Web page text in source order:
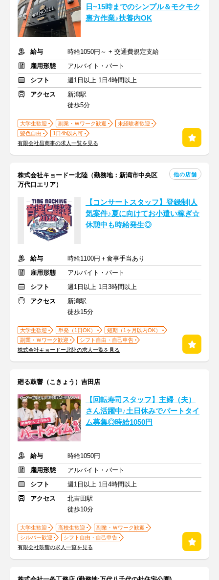
日~15時までのシンプル＆モクモク
裏方作業♪扶養内OK
給与
時給1050円～ + 交通費規定支給
雇用形態
アルバイト・パート
シフト
週1日以上 1日4時間以上
アクセス
新潟駅
徒歩5分
大学生歓迎 副業・Ｗワーク歓迎
未経験者歓迎
髪色自由
1日4h以内可
有限会社昌商事の求人一覧を見る
株式会社キョードー北陸（勤務地：新潟市中央区
万代口エリア）
他の店舗
【コンサートスタッフ】登録制|人
気案件♪夏に向けてお小遣い稼ぎ☆
休憩中も時給発生◎
給与
時給1100円＋食事手当あり
雇用形態
アルバイト・パート
シフト
週1日以上 1日3時間以上
アクセス
新潟駅
徒歩15分
大学生歓迎 単発（1日OK）
短期（1ヶ月以内OK）
副業・Ｗワーク歓迎
シフト自由・自己申告
株式会社キョードー北陸の求人一覧を見る
廻る鼓響（こきょう）吉田店
【回転寿司スタッフ】主婦（夫）
さん活躍中♪土日休みでパートタイ
ム募集◎時給1050円
給与
時給1050円
雇用形態
アルバイト・パート
シフト
週1日以上 1日4時間以上
アクセス
北吉田駅
徒歩10分
大学生歓迎 高校生歓迎
副業・Ｗワーク歓迎
シルバー歓迎
シフト自由・自己申告
有限会社鼓響の求人一覧を見る